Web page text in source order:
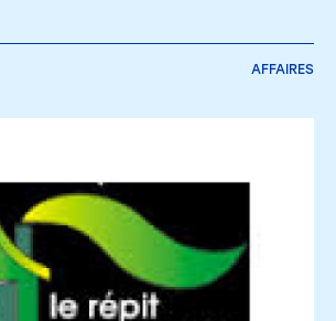
AFFAIRES